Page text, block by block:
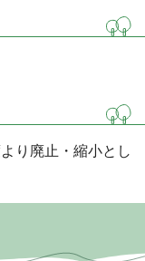
り廃止・縮小とし